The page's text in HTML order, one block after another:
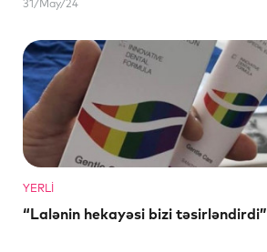
31/May/24
YERLI
“Lalənin hekayəsi bizi təsirləndirdi”